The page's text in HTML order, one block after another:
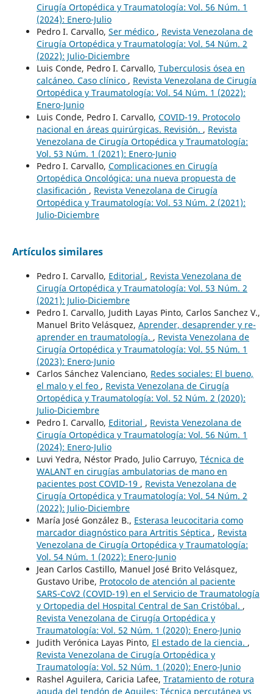
Cirugía Ortopédica y Traumatología: Vol. 56 Núm. 1
(2024): Enero-Julio
Pedro I. Carvallo, Ser médico , Revista Venezolana de
Cirugía Ortopédica y Traumatología: Vol. 54 Núm. 2
(2022): Julio-Diciembre
Luis Conde, Pedro I. Carvallo, Tuberculosis ósea en
calcáneo. Caso clínico , Revista Venezolana de Cirugía
Ortopédica y Traumatología: Vol. 54 Núm. 1 (2022):
Enero-Junio
Luis Conde, Pedro I. Carvallo, COVID-19. Protocolo
nacional en áreas quirúrgicas. Revisión. , Revista
Venezolana de Cirugía Ortopédica y Traumatología:
Vol. 53 Núm. 1 (2021): Enero-Junio
Pedro I. Carvallo, Complicaciones en Cirugía
Ortopédica Oncológica: una nueva propuesta de
clasificación , Revista Venezolana de Cirugía
Ortopédica y Traumatología: Vol. 53 Núm. 2 (2021):
Julio-Diciembre
Artículos similares
Pedro I. Carvallo, Editorial , Revista Venezolana de
Cirugía Ortopédica y Traumatología: Vol. 53 Núm. 2
(2021): Julio-Diciembre
Pedro I. Carvallo, Judith Layas Pinto, Carlos Sanchez V.,
Manuel Brito Velásquez, Aprender, desaprender y re-
aprender en traumatología. , Revista Venezolana de
Cirugía Ortopédica y Traumatología: Vol. 55 Núm. 1
(2023): Enero-Junio
Carlos Sánchez Valenciano, Redes sociales: El bueno,
el malo y el feo , Revista Venezolana de Cirugía
Ortopédica y Traumatología: Vol. 52 Núm. 2 (2020):
Julio-Diciembre
Pedro I. Carvallo, Editorial , Revista Venezolana de
Cirugía Ortopédica y Traumatología: Vol. 56 Núm. 1
(2024): Enero-Julio
Luvi Yedra, Néstor Prado, Julio Carruyo, Técnica de
WALANT en cirugías ambulatorias de mano en
pacientes post COVID-19 , Revista Venezolana de
Cirugía Ortopédica y Traumatología: Vol. 54 Núm. 2
(2022): Julio-Diciembre
María José González B., Esterasa leucocitaria como
marcador diagnóstico para Artritis Séptica , Revista
Venezolana de Cirugía Ortopédica y Traumatología:
Vol. 54 Núm. 1 (2022): Enero-Junio
Jean Carlos Castillo, Manuel José Brito Velásquez,
Gustavo Uribe, Protocolo de atención al paciente
SARS-CoV2 (COVID-19) en el Servicio de Traumatología
y Ortopedia del Hospital Central de San Cristóbal. ,
Revista Venezolana de Cirugía Ortopédica y
Traumatología: Vol. 52 Núm. 1 (2020): Enero-Junio
Judith Verónica Layas Pinto, El estado de la ciencia. ,
Revista Venezolana de Cirugía Ortopédica y
Traumatología: Vol. 52 Núm. 1 (2020): Enero-Junio
Rashel Aguilera, Caricia Lafee, Tratamiento de rotura
aguda del tendón de Aquiles: Técnica percutánea vs